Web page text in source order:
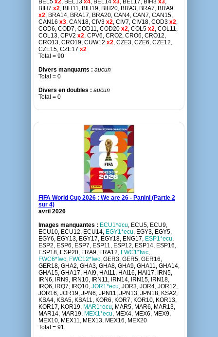
BEL5 x2, BEL13 x4, BEL14 x3, BEL17, BIH3 x3,
BIH7 x2, BIH11, BIH19, BIH20, BRA3, BRA7, BRA9
x2, BRA14, BRA17, BRA20, CAN4, CAN7, CAN15,
CAN16 x3, CAN18, CIV3 x2, CIV7, CIV18, COD3 x2,
COD6, COD7, COD11, COD20 x2, COL5 x2, COL11,
COL13, CPV2 x2, CPV6, CRO2, CRO6, CRO12,
CRO13, CRO19, CUW12 x2, CZE3, CZE6, CZE12,
CZE15, CZE17 x2
Total = 90
Divers manquants : aucun
Total = 0
Divers en doubles : aucun
Total = 0
FIFA World Cup 2026 : We are 26 - Panini (Partie 2
sur 4)
avril 2026
Images manquantes : ECU1*ecu, ECU5, ECU9,
ECU10, ECU12, ECU14, EGY1*ecu, EGY3, EGY5,
EGY6, EGY13, EGY17, EGY18, ENG17, ESP1*ecu,
ESP2, ESP6, ESP7, ESP11, ESP12, ESP14, ESP16,
ESP18, ESP20, FRA9, FRA12, FWC1*fwc,
FWC6*fwc, FWC12*fwc, GER3, GER5, GER16,
GER18, GHA2, GHA3, GHA8, GHA9, GHA11, GHA14,
GHA15, GHA17, HAI9, HAI11, HAI16, HAI17, IRN5,
IRN6, IRN9, IRN10, IRN11, IRN14, IRN15, IRN18,
IRQ6, IRQ7, IRQ10, JOR1*ecu, JOR3, JOR4, JOR12,
JOR16, JOR19, JPN6, JPN11, JPN13, JPN18, KSA2,
KSA4, KSA5, KSA11, KOR6, KOR7, KOR10, KOR13,
KOR17, KOR19, MAR1*ecu, MAR5, MAR6, MAR13,
MAR14, MAR19, MEX1*ecu, MEX4, MEX6, MEX9,
MEX10, MEX11, MEX13, MEX16, MEX20
Total = 91